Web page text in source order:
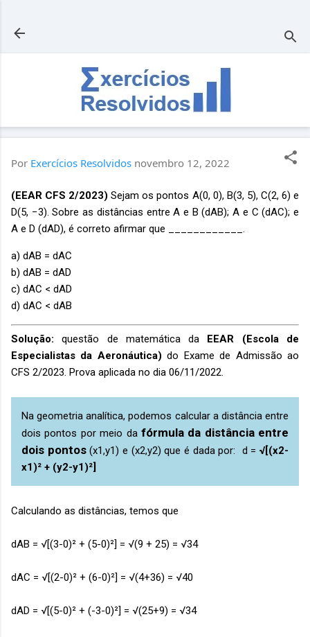
Por Exercícios Resolvidos novembro 12, 2022
(EEAR CFS 2/2023) Sejam os pontos A(0, 0), B(3, 5), C(2, 6) e
D(5, −3). Sobre as distâncias entre A e B (dAB); A e C (dAC); e
A e D (dAD), é correto afirmar que ____________.
a) dAB = dAC
b) dAB = dAD
c) dAC < dAD
d) dAC < dAB
Solução:questão de matemática da EEAR (Escola de
Especialistas da Aeronáutica) do Exame de Admissão ao
CFS 2/2023. Prova aplicada no dia 06/11/2022.
Na geometria analítica, podemos calcular a distância entre
dois pontos por meio da fórmula da distância entre
dois pontos(x1,y1) e (x2,y2) que é dada por: d =√[(x2-
x1)² + (y2-y1)²]
Calculando as distâncias, temos que
dAB = √[(3-0)² + (5-0)²] = √(9 + 25) = √34
dAC = √[(2-0)² + (6-0)²] = √(4+36) = √40
dAD = √[(5-0)² + (-3-0)²] = √(25+9) = √34